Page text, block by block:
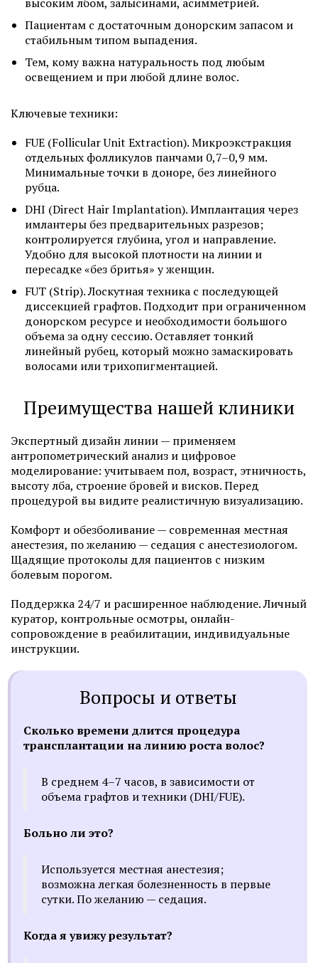
Пациентам с достаточным донорским запасом и
стабильным типом выпадения.
Тем, кому важна натуральность под любым
освещением и при любой длине волос.
Ключевые техники:
FUE (Follicular Unit Extraction). Микроэкстракция
отдельных фолликулов панчами 0,7–0,9 мм.
Минимальные точки в доноре, без линейного
рубца.
DHI (Direct Hair Implantation). Имплантация через
имлантеры без предварительных разрезов;
контролируется глубина, угол и направление.
Удобно для высокой плотности на линии и
пересадке «без бритья» у женщин.
FUT (Strip). Лоскутная техника с последующей
диссекцией графтов. Подходит при ограниченном
донорском ресурсе и необходимости большого
объема за одну сессию. Оставляет тонкий
линейный рубец, который можно замаскировать
волосами или трихопигментацией.
Преимущества нашей клиники
Экспертный дизайн линии — применяем
антропометрический анализ и цифровое
моделирование: учитываем пол, возраст, этничность,
высоту лба, строение бровей и висков. Перед
процедурой вы видите реалистичную визуализацию.
Комфорт и обезболивание — современная местная
анестезия, по желанию — седация с анестезиологом.
Щадящие протоколы для пациентов с низким
болевым порогом.
Поддержка 24/7 и расширенное наблюдение. Личный
куратор, контрольные осмотры, онлайн-
сопровождение в реабилитации, индивидуальные
инструкции.
Вопросы и ответы
Сколько времени длится процедура
трансплантации на линию роста волос?
В среднем 4–7 часов, в зависимости от
объема графтов и техники (DHI/FUE).
Больно ли это?
Используется местная анестезия;
возможна легкая болезненность в первые
сутки. По желанию — седация.
Когда я увижу результат?